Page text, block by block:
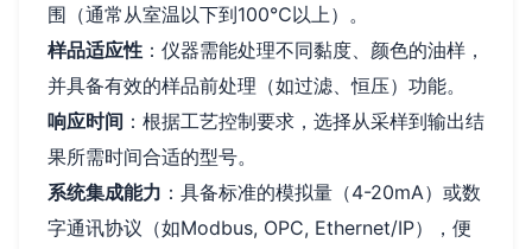
围（通常从室温以下到100℃以上）。
样品适应性 ：仪器需能处理不同黏度、颜色的油样，
并具备有效的样品前处理（如过滤、恒压）功能。
响应时间 ：根据工艺控制要求，选择从采样到输出结
果所需时间合适的型号。
系统集成能力 ：具备标准的模拟量（4-20mA）或数
字通讯协议（如Modbus, OPC, Ethernet/IP），便